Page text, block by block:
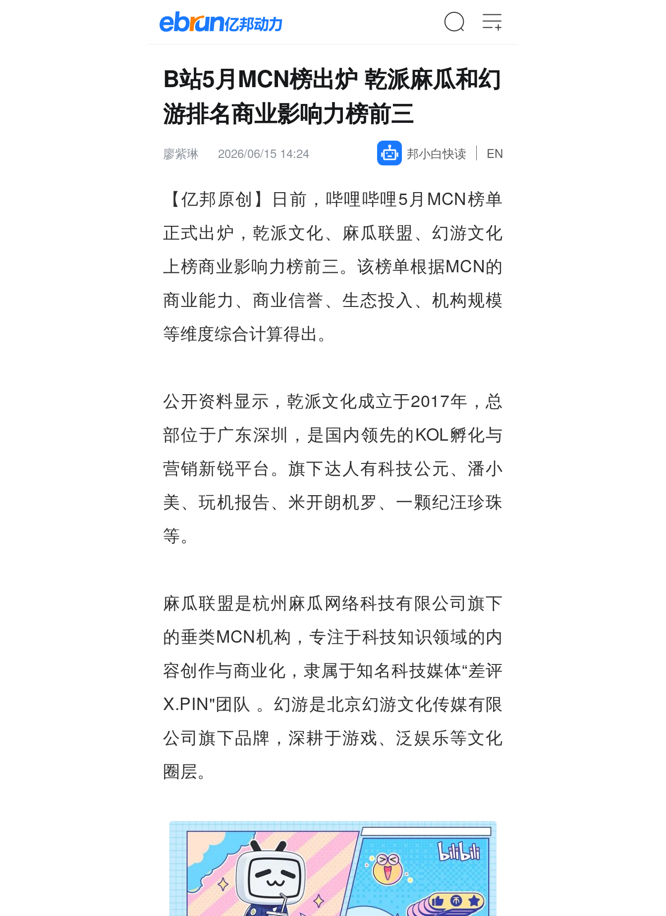
B站5月MCN榜出炉 乾派麻瓜和幻
游排名商业影响力榜前三
廖紫琳 2026/06/15 14:24 邦小白快读 EN
【亿邦原创】日前，哔哩哔哩5月MCN榜单
正式出炉，乾派文化、麻瓜联盟、幻游文化
上榜商业影响力榜前三。该榜单根据MCN的
商业能力、商业信誉、生态投入、机构规模
等维度综合计算得出。
公开资料显示，乾派文化成立于2017年，总
部位于广东深圳，是国内领先的KOL孵化与
营销新锐平台。旗下达人有科技公元、潘小
美、玩机报告、米开朗机罗、一颗纪汪珍珠
等。
麻瓜联盟是杭州麻瓜网络科技有限公司旗下
的垂类MCN机构，专注于科技知识领域的内
容创作与商业化，隶属于知名科技媒体“差评
X.PIN"团队 。幻游是北京幻游文化传媒有限
公司旗下品牌，深耕于游戏、泛娱乐等文化
圈层。